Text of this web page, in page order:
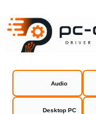
Audio
Desktop PC